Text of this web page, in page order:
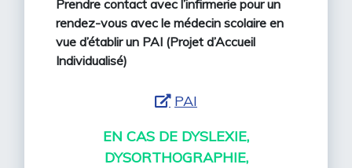
Prendre contact avec l’infirmerie pour un
rendez-vous avec le médecin scolaire en
vue d’établir un PAI (Projet d’Accueil
Individualisé)
PAI
EN CAS DE DYSLEXIE,
DYSORTHOGRAPHIE,